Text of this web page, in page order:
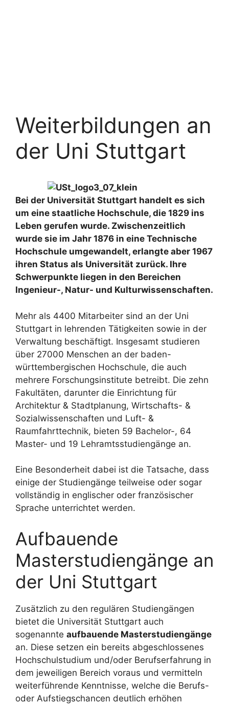
Weiterbildungen an
der Uni Stuttgart
Bei der Universität Stuttgart handelt es sich
um eine staatliche Hochschule, die 1829 ins
Leben gerufen wurde. Zwischenzeitlich
wurde sie im Jahr 1876 in eine Technische
Hochschule umgewandelt, erlangte aber 1967
ihren Status als Universität zurück. Ihre
Schwerpunkte liegen in den Bereichen
Ingenieur-, Natur- und Kulturwissenschaften.
Mehr als 4400 Mitarbeiter sind an der Uni
Stuttgart in lehrenden Tätigkeiten sowie in der
Verwaltung beschäftigt. Insgesamt studieren
über 27000 Menschen an der baden-
württembergischen Hochschule, die auch
mehrere Forschungsinstitute betreibt. Die zehn
Fakultäten, darunter die Einrichtung für
Architektur & Stadtplanung, Wirtschafts- &
Sozialwissenschaften und Luft- &
Raumfahrttechnik, bieten 59 Bachelor-, 64
Master- und 19 Lehramtsstudiengänge an.
Eine Besonderheit dabei ist die Tatsache, dass
einige der Studiengänge teilweise oder sogar
vollständig in englischer oder französischer
Sprache unterrichtet werden.
Aufbauende
Masterstudiengänge an
der Uni Stuttgart
Zusätzlich zu den regulären Studiengängen
bietet die Universität Stuttgart auch
sogenannte aufbauende Masterstudiengänge
an. Diese setzen ein bereits abgeschlossenes
Hochschulstudium und/oder Berufserfahrung in
dem jeweiligen Bereich voraus und vermitteln
weiterführende Kenntnisse, welche die Berufs-
oder Aufstiegschancen deutlich erhöhen